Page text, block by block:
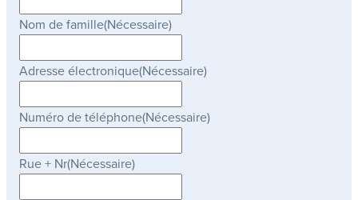
Nom de famille(Nécessaire)
Adresse électronique(Nécessaire)
Numéro de téléphone(Nécessaire)
Rue + Nr(Nécessaire)